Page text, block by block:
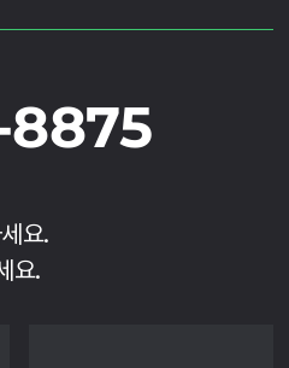
요.
요.